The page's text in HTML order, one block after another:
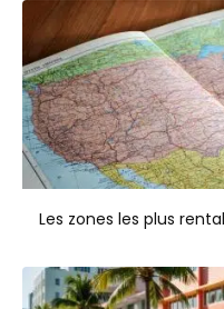
Les zones les plus